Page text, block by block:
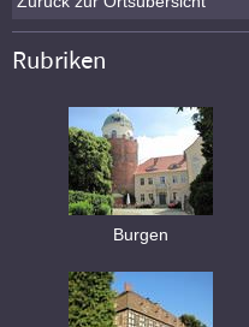
Rubriken
Burgen